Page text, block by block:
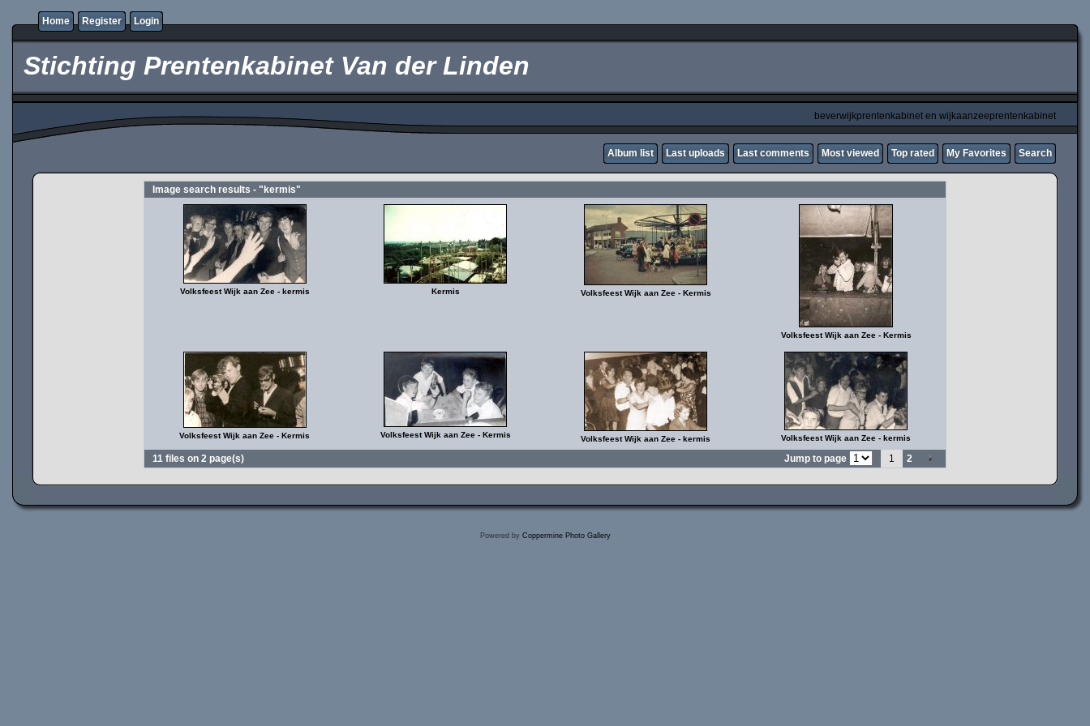
Home Register Login
Stichting Prentenkabinet Van der Linden
beverwijkprentenkabinet en wijkaanzeeprentenkabinet
Album list Last uploads Last comments Most viewed Top rated My Favorites Search
Image search results - "kermis"
Volksfeest Wijk aan Zee - kermis Kermis Volksfeest Wijk aan Zee - Kermis
Volksfeest Wijk aan Zee - Kermis
Volksfeest Wijk aan Zee - Kermis Volksfeest Wijk aan Zee - Kermis Volksfeest Wijk aan Zee - kermis Volksfeest Wijk aan Zee - kermis
11 files on 2 page(s) Jump to page 1 2
Powered by Coppermine Photo Gallery